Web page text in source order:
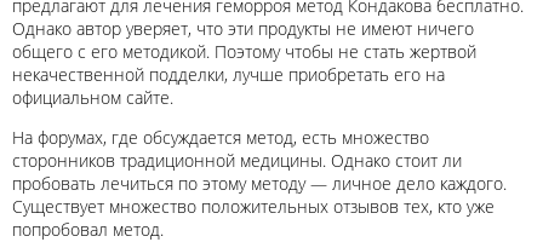
предлагают для лечения геморроя метод Кондакова бесплатно.
Однако автор уверяет, что эти продукты не имеют ничего
общего с его методикой. Поэтому чтобы не стать жертвой
некачественной подделки, лучше приобретать его на
официальном сайте.
На форумах, где обсуждается метод, есть множество
сторонников традиционной медицины. Однако стоит ли
пробовать лечиться по этому методу — личное дело каждого.
Существует множество положительных отзывов тех, кто уже
попробовал метод.